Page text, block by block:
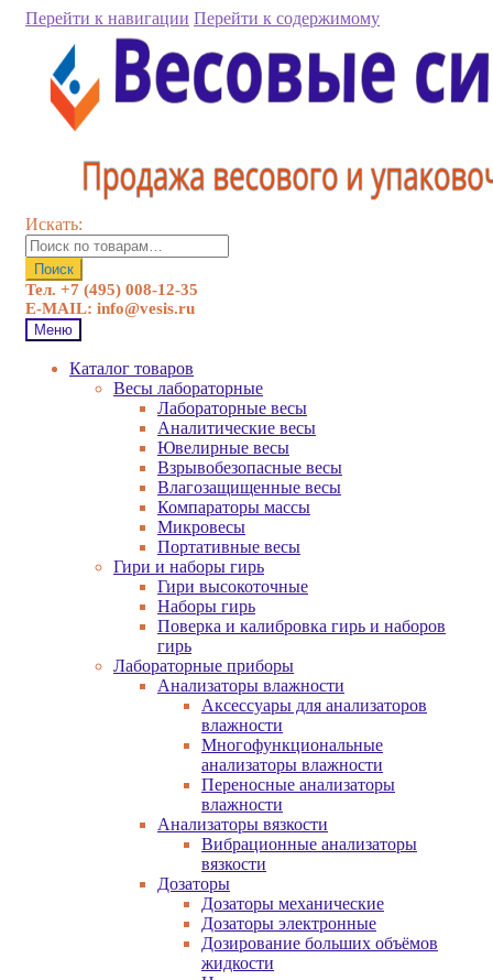
Перейти к навигации Перейти к содержимому
Искать:
Поиск
Тел. +7 (495) 008-12-35
E-MAIL: info@vesis.ru
Меню
Каталог товаров
Весы лабораторные
Лабораторные весы
Аналитические весы
Ювелирные весы
Взрывобезопасные весы
Влагозащищенные весы
Компараторы массы
Микровесы
Портативные весы
Гири и наборы гирь
Гири высокоточные
Наборы гирь
Поверка и калибровка гирь и наборов
гирь
Лабораторные приборы
Анализаторы влажности
Аксессуары для анализаторов
влажности
Многофункциональные
анализаторы влажности
Переносные анализаторы
влажности
Анализаторы вязкости
Вибрационные анализаторы
вязкости
Дозаторы
Дозаторы механические
Дозаторы электронные
Дозирование больших объёмов
жидкости